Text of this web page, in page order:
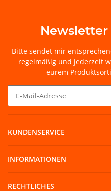
Bitte sendet mir
regelmäßig und jederzeit
eurem
KUNDENSERVICE
INFORMATIONEN
RECHTLICHES